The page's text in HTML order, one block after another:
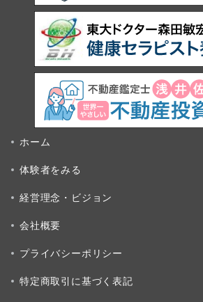
ホーム
体験者をみる
経営理念・ビジョン
会社概要
プライバシーポリシー
特定商取引に基づく表記